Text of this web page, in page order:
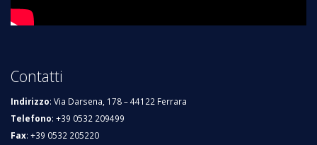
Contatti
Indirizzo: Via Darsena, 178 – 44122 Ferrara
Telefono: +39 0532 209499
Fax: +39 0532 205220